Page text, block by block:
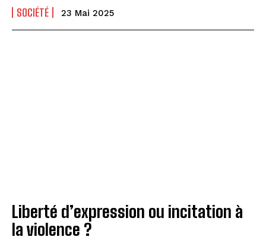
SOCIÉTÉ 23 Mai 2025
Liberté d’expression ou incitation à
la violence ?